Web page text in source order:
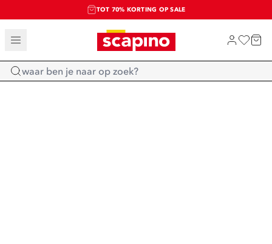
TOT 70% KORTING OP SALE
SALE: LAATSTE KANS!
SHOP NIEUW
Home